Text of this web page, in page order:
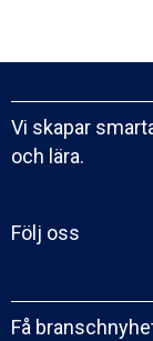
Vi skapar
och lära.
Följ oss
Få